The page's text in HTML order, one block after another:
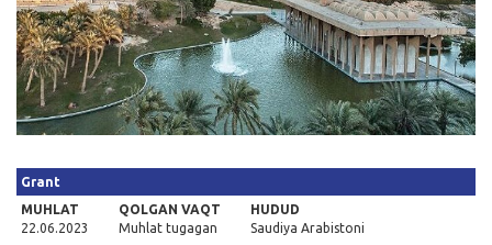
Grant
MUHLAT
22.06.2023
QOLGAN VAQT
Muhlat tugagan
HUDUD
Saudiya Arabistoni